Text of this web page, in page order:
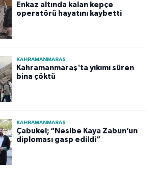
Enkaz altında kalan kepçe
operatörü hayatını kaybetti
KAHRAMANMARAŞ
Kahramanmaraş'ta yıkımı süren
bina çöktü
KAHRAMANMARAŞ
Çabukel; “Nesibe Kaya Zabun’un
diploması gasp edildi”